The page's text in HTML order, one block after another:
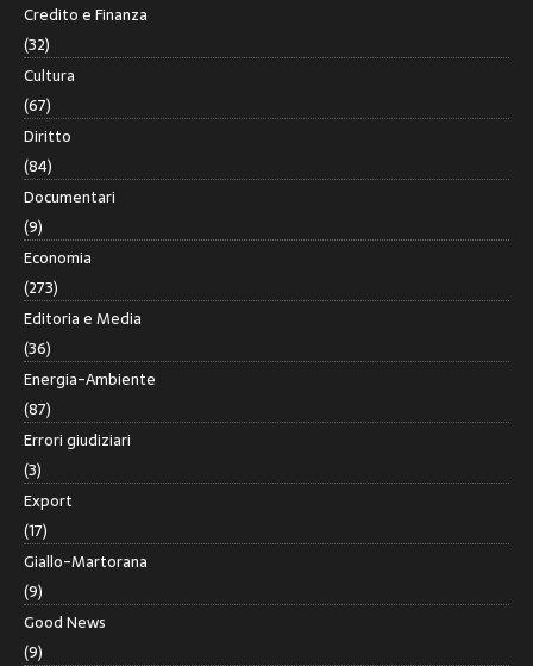
Credito e Finanza
(32)
Cultura
(67)
Diritto
(84)
Documentari
(9)
Economia
(273)
Editoria e Media
(36)
Energia-Ambiente
(87)
Errori giudiziari
(3)
Export
(17)
Giallo-Martorana
(9)
Good News
(9)